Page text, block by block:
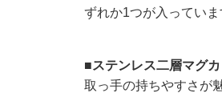
ずれか1つが入ってい
■ステンレス二層マグ
取っ手の持ちやすさが